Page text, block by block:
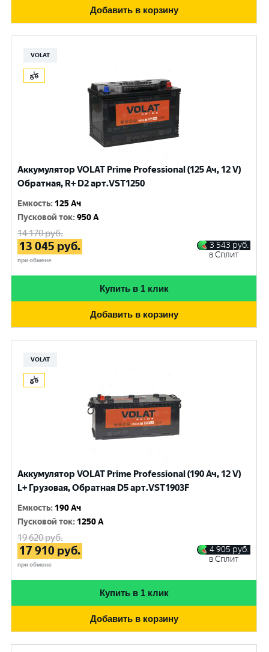
Добавить в корзину
VOLAT
Аккумулятор VOLAT Prime Professional (125 Ач, 12 V)
Обратная, R+ D2 арт.VST1250
Емкость: 125 Ач
Пусковой ток:950 A
14 170руб.
13 045 руб.
при обмене
3 543 руб.
в Сплит
Купить в 1 клик
Добавить в корзину
VOLAT
Аккумулятор VOLAT Prime Professional (190 Ач, 12 V)
L+ Грузовая, Обратная D5 арт.VST1903F
Емкость: 190 Ач
Пусковой ток: 1250 A
19 620руб.
17 910 руб.
при обмене
4 905 руб.
в Сплит
Купить в 1 клик
Добавить в корзину